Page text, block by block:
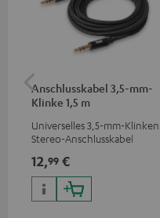
Anschlusskabel 3,5-mm-
Klinke 1,5 m
Universelles 3,5-mm-
Stereo-Anschlusskabel
12,99 €